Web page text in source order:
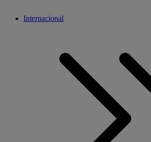
Internacional